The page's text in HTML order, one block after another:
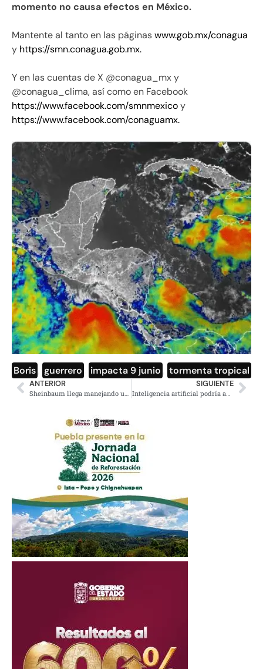
momento no causa efectos en México.
Mantente al tanto en las páginaswww.gob.mx/conagua
y https://smn.conagua.gob.mx.
Y en las cuentas de X @conagua_mx y
@conagua_clima, así como en Facebook
https://www.facebook.com/smnmexicoy
https://www.facebook.com/conaguamx.
Boris guerrero impacta 9 junio tormenta tropical
ANTERIOR SIGUIENTE
Inteligencia artificial podría aumentar fraude bancario: Mastercard